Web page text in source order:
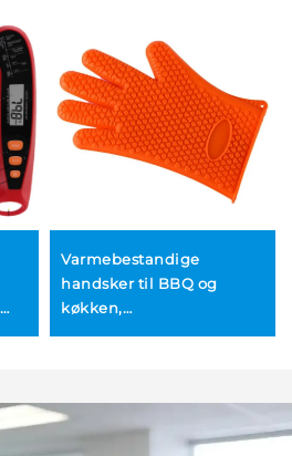
Varmebestandige
handsker til BBQ og
køkken,
til barbecue og
madlavning